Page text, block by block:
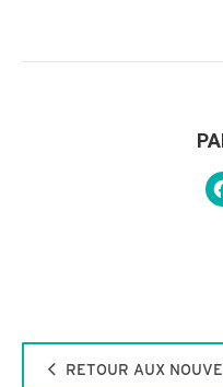
RETOUR AUX